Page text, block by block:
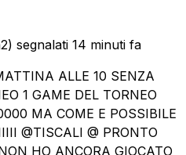
segnalati 14 minuti fa
ALLE 10 SENZA
1 GAME DEL TORNEO
MA COME E POSSIBILE
@TISCALI @ PRONTO
HO ANCORA GIOCATO